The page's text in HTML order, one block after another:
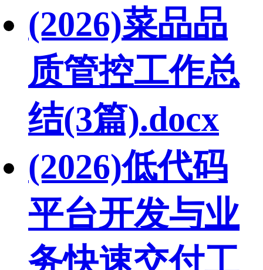
(2026)菜品品
质管控工作总
结(3篇).docx
(2026)低代码
平台开发与业
务快速交付工